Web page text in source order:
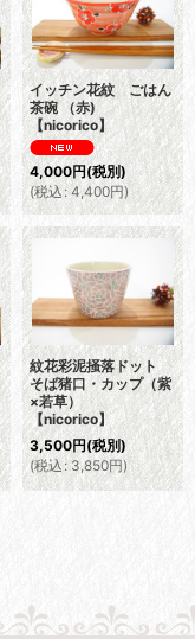
イッチン花紋 ごはん
茶碗 （赤)
【nicorico】
4,000円(税別)
(税込: 4,400円)
紋花彩泥掻落ドット
そば猪口・カップ（紫
×若草）
【nicorico】
3,500円(税別)
(税込 : 3,850円)